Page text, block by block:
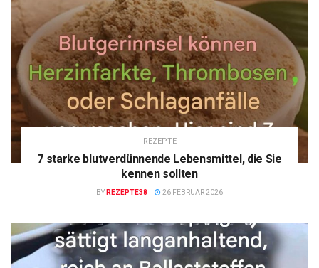
REZEPTE
7 starke blutverdünnende Lebensmittel, die Sie
kennen sollten
BY REZEPTE38 26 FEBRUAR 2026